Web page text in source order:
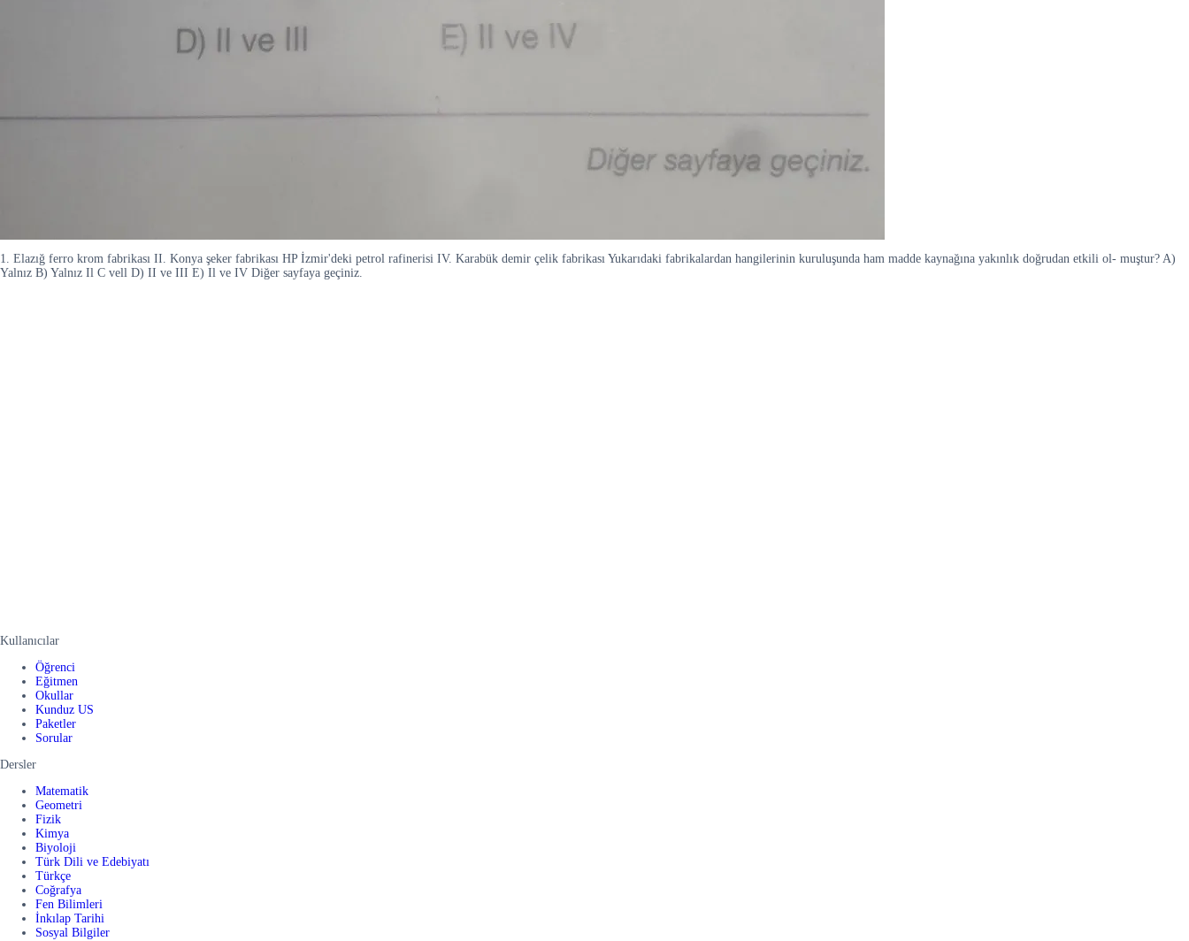
1. Elazığ ferro krom fabrikası II. Konya şeker fabrikası HP İzmir'deki petrol rafinerisi IV. Karabük demir çelik fabrikası Yukarıdaki fabrikalardan hangilerinin kuruluşunda ham madde kaynağına yakınlık doğrudan etkili ol- muştur? A)
Yalnız B) Yalnız Il C vell D) II ve III E) Il ve IV Diğer sayfaya geçiniz.
Kullanıcılar
Öğrenci
Eğitmen
Okullar
Kunduz US
Paketler
Sorular
Dersler
Matematik
Geometri
Fizik
Kimya
Biyoloji
Türk Dili ve Edebiyatı
Türkçe
Coğrafya
Fen Bilimleri
İnkılap Tarihi
Sosyal Bilgiler